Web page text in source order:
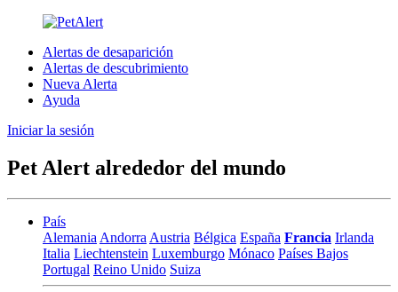
Alertas de desaparición
Alertas de descubrimiento
Nueva Alerta
Ayuda
Iniciar la sesión
Pet Alert alrededor del mundo
País
Alemania Andorra Austria Bélgica España Francia Irlanda
Italia Liechtenstein Luxemburgo Mónaco Países Bajos
Portugal Reino Unido Suiza